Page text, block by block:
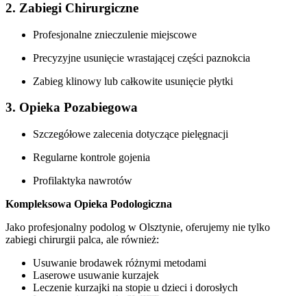
2. Zabiegi Chirurgiczne
Profesjonalne znieczulenie miejscowe
Precyzyjne usunięcie wrastającej części paznokcia
Zabieg klinowy lub całkowite usunięcie płytki
3. Opieka Pozabiegowa
Szczegółowe zalecenia dotyczące pielęgnacji
Regularne kontrole gojenia
Profilaktyka nawrotów
Kompleksowa Opieka Podologiczna
Jako profesjonalny podolog w Olsztynie, oferujemy nie tylko
zabiegi chirurgii palca, ale również:
Usuwanie brodawek różnymi metodami
Laserowe usuwanie kurzajek
Leczenie kurzajki na stopie u dzieci i dorosłych